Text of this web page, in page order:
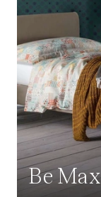
Be Max